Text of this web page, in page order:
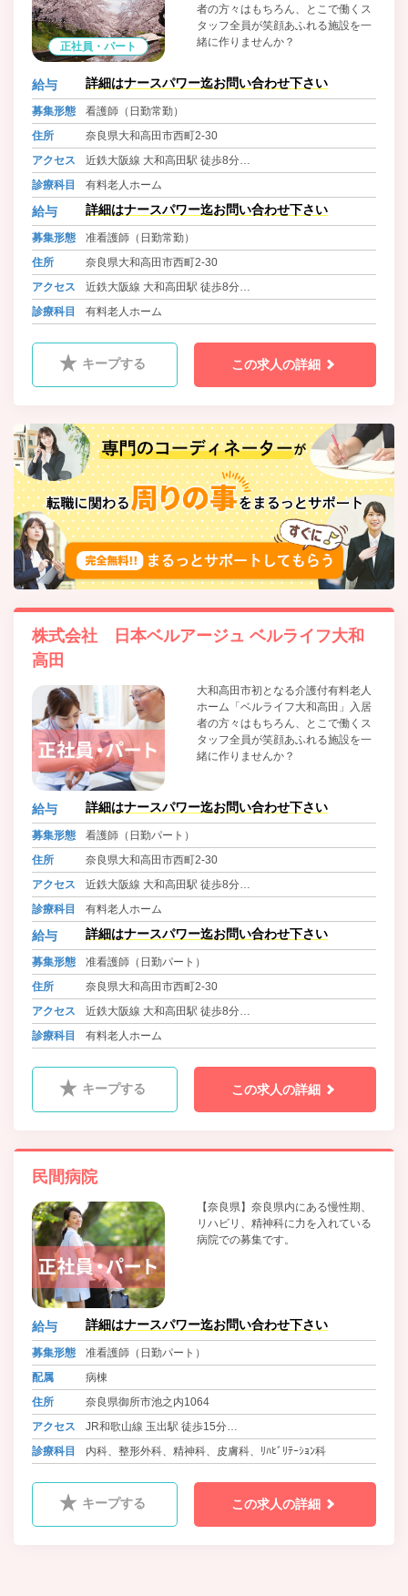
正社員・パート
者の方々はもちろん、とこで働くス
タッフ全員が笑顔あふれる施設を一
緒に作りませんか？
給与 詳細はナースパワー迄お問い合わせ下さい
募集形態
看護師（日勤常勤）
住所
奈良県大和高田市西町2-30
アクセス
近鉄大阪線 大和高田駅 徒歩8分
大和路線 高田駅 徒歩8分
近鉄南大阪線 高田市駅 徒歩15分
診療科目 有料老人ホーム
給与 詳細はナースパワー迄お問い合わせ下さい
募集形態
准看護師（日勤常勤）
住所
奈良県大和高田市西町2-30
アクセス
近鉄大阪線 大和高田駅 徒歩8分
大和路線 高田駅 徒歩8分
診療科目 有料老人ホーム
キープする この求人の詳細
株式会社 日本ベルアージュ ベルライフ大和
高田
大和高田市初となる介護付有料老人
ホーム「ベルライフ大和高田」入居
者の方々はもちろん、とこで働くス
タッフ全員が笑顔あふれる施設を一
緒に作りませんか？
給与 詳細はナースパワー迄お問い合わせ下さい
募集形態
看護師（日勤パート）
住所
奈良県大和高田市西町2-30
アクセス
近鉄大阪線 大和高田駅 徒歩8分
大和路線 高田駅 徒歩8分
近鉄南大阪線 高田市駅 徒歩15分
診療科目 有料老人ホーム
給与 詳細はナースパワー迄お問い合わせ下さい
募集形態
准看護師（日勤パート）
住所
奈良県大和高田市西町2-30
アクセス
近鉄大阪線 大和高田駅 徒歩8分
大和路線 高田駅 徒歩8分
診療科目 有料老人ホーム
キープする この求人の詳細
民間病院
【奈良県】奈良県内にある慢性期、
リハビリ、精神科に力を入れている
病院での募集です。
給与 詳細はナースパワー迄お問い合わせ下さい
募集形態
准看護師（日勤パート）
配属
病棟
住所
奈良県御所市池之内1064
アクセス
JR和歌山線 玉出駅 徒歩15分
近鉄南大阪線・長野線・道明寺線 橿原神宮前駅から全勤務
診療科目 内科、整形外科、精神科、皮膚科、ﾘﾊﾋﾞﾘﾃｰｼｮﾝ科
キープする この求人の詳細